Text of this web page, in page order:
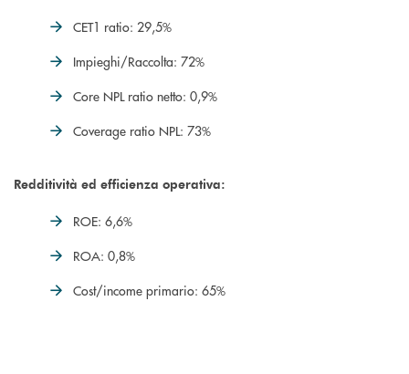
CET1 ratio: 29,5%
Impieghi/Raccolta: 72%
Core NPL ratio netto: 0,9%
Coverage ratio NPL: 73%
Redditività ed efficienza operativa:
ROE: 6,6%
ROA: 0,8%
Cost/income primario: 65%